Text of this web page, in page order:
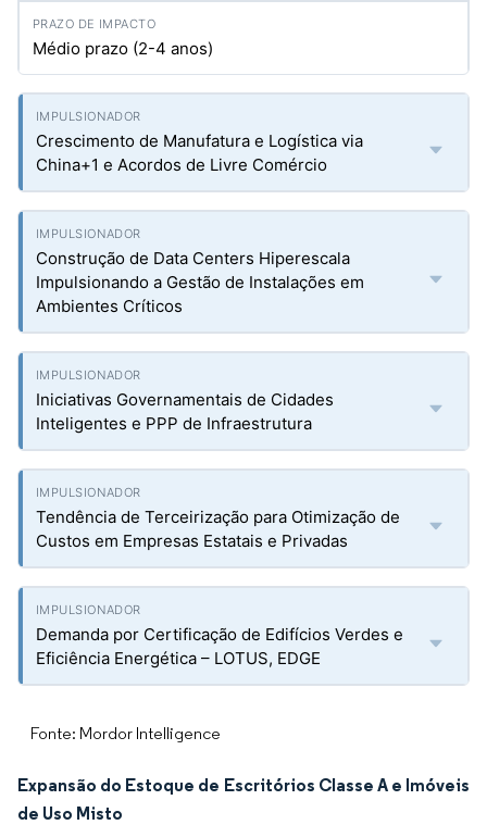
Médio prazo (2-4 anos)
Crescimento de Manufatura e Logística via
China+1 e Acordos de Livre Comércio
Construção de Data Centers Hiperescala
Impulsionando a Gestão de Instalações em
Ambientes Críticos
Iniciativas Governamentais de Cidades
Inteligentes e PPP de Infraestrutura
Tendência de Terceirização para Otimização de
Custos em Empresas Estatais e Privadas
Demanda por Certificação de Edifícios Verdes e
Eficiência Energética – LOTUS, EDGE
Fonte: Mordor Intelligence
Expansão do Estoque de Escritórios Classe A e Imóveis
de Uso Misto